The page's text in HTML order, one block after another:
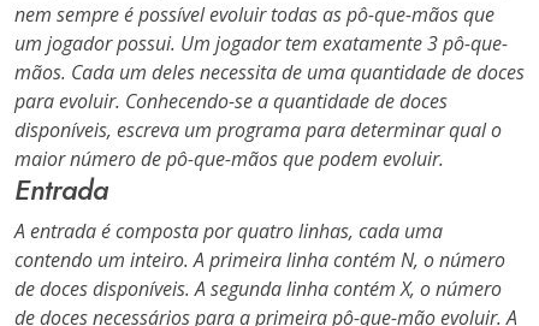
nem sempre é possível evoluir todas as pô-que-mãos que
um jogador possui. Um jogador tem exatamente 3 pô-que-
mãos. Cada um deles necessita de uma quantidade de doces
para evoluir. Conhecendo-se a quantidade de doces
disponíveis, escreva um programa para determinar qual o
maior número de pô-que-mãos que podem evoluir.
Entrada
A entrada é composta por quatro linhas, cada uma
contendo um inteiro. A primeira linha contém N, o número
de doces disponíveis. A segunda linha contém X, o número
de doces necessários para a primeira pô-que-mão evoluir. A